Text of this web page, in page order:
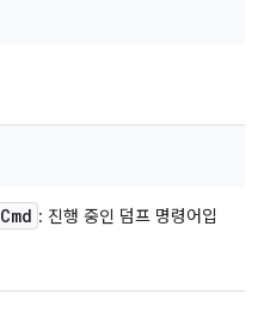
Cmd : 진행 중인 덤프 명령어입